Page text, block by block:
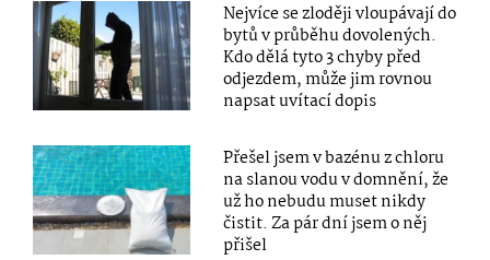
Nejvíce se zloději vloupávají do
bytů v průběhu dovolených.
Kdo dělá tyto 3 chyby před
odjezdem, může jim rovnou
napsat uvítací dopis
Přešel jsem v bazénu z chloru
na slanou vodu v domnění, že
už ho nebudu muset nikdy
čistit. Za pár dní jsem o něj
přišel